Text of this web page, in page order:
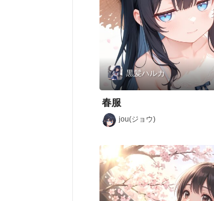
黒髪ハルカ
春服
jou(ジョウ)